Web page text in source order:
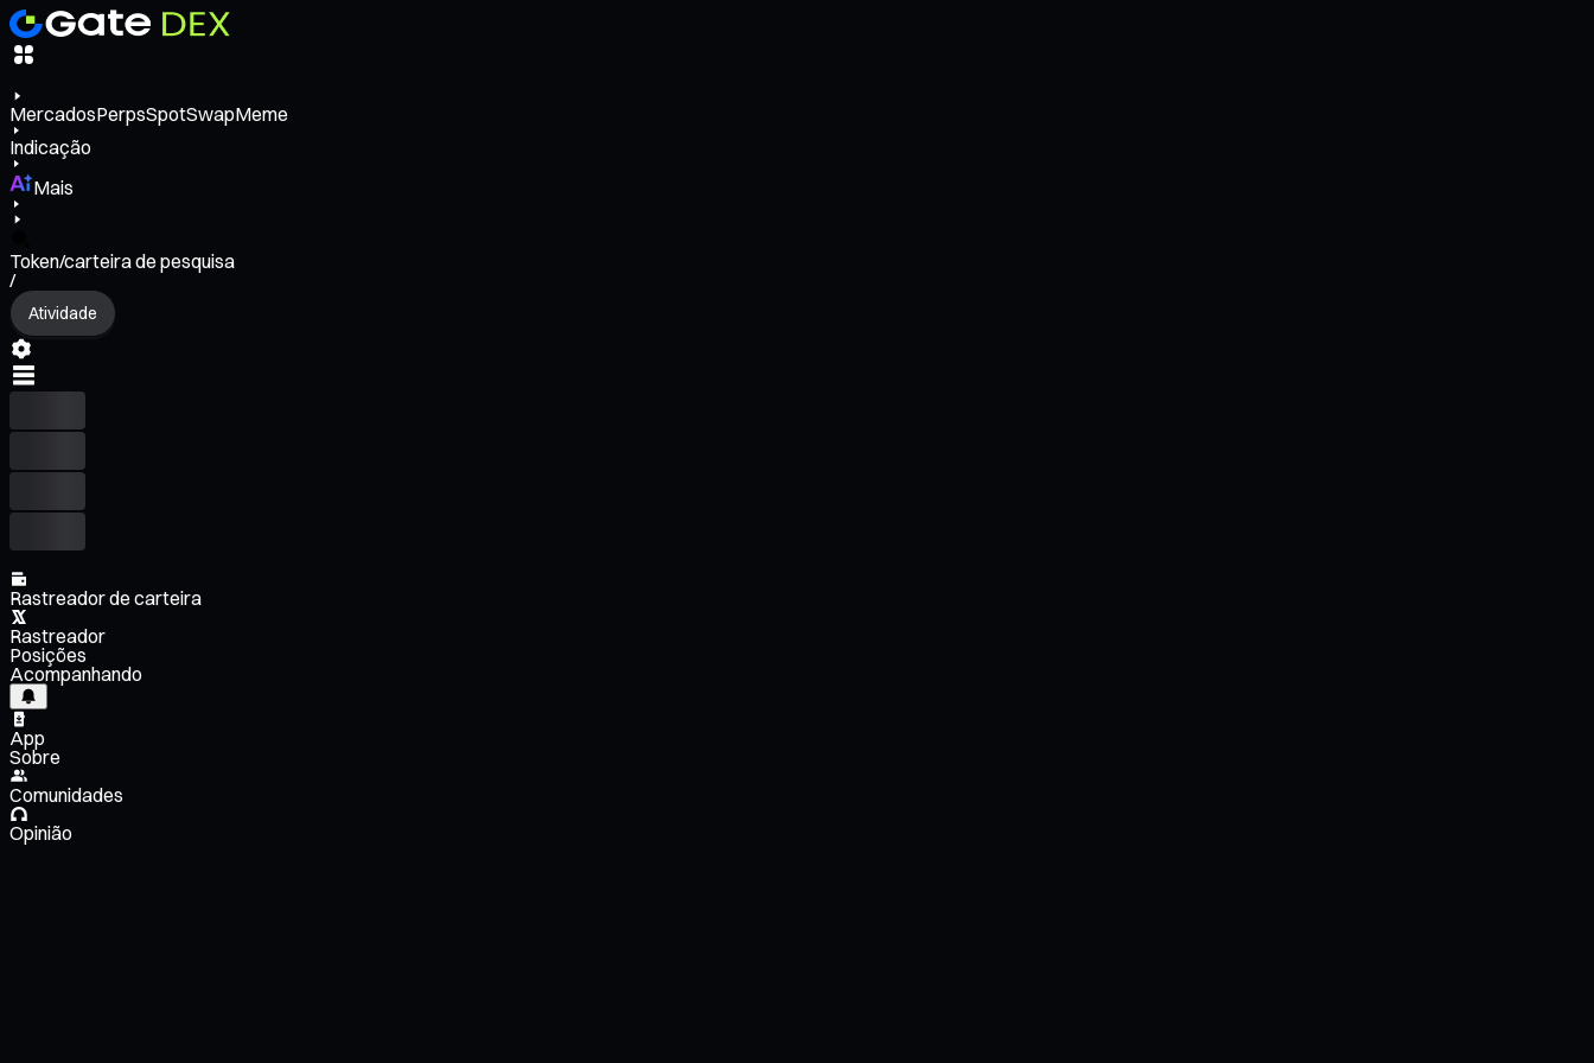
MercadosPerpsSpotSwapMeme
Indicação
Mais
Token/carteira de pesquisa
/
Atividade
Rastreador de carteira
Rastreador
Posições
Acompanhando
App
Sobre
Comunidades
Opinião